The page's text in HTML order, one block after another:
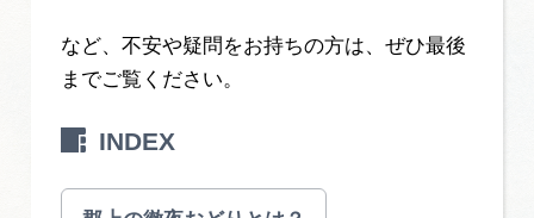
広告掲載
など、不安や疑問をお持ちの方は、ぜひ最後
までご覧ください。
INDEX